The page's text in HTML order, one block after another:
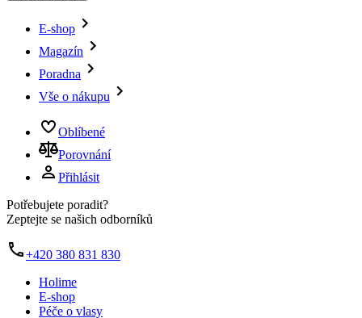
E-shop
Magazín
Poradna
Vše o nákupu
Oblíbené
Porovnání
Přihlásit
Potřebujete poradit?
Zeptejte se našich odborníků
+420 380 831 830
Holime
E-shop
Péče o vlasy